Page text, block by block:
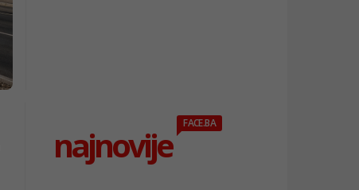
najnovije
FACE.BA